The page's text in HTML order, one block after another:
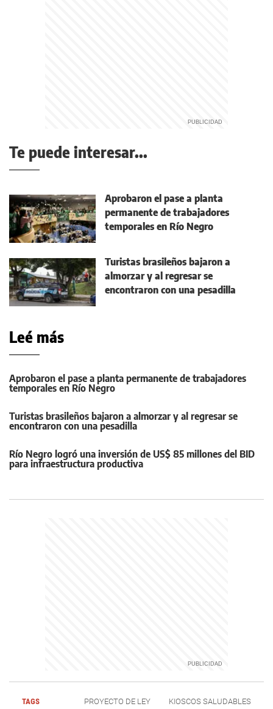
Te puede interesar...
Aprobaron el pase a planta
permanente de trabajadores
temporales en Río Negro
Turistas brasileños bajaron a
almorzar y al regresar se
encontraron con una pesadilla
Leé más
Aprobaron el pase a planta permanente de trabajadores
temporales en Río Negro
Turistas brasileños bajaron a almorzar y al regresar se
encontraron con una pesadilla
Río Negro logró una inversión de US$ 85 millones del BID
para infraestructura productiva
TAGS PROYECTO DE LEY KIOSCOS SALUDABLES